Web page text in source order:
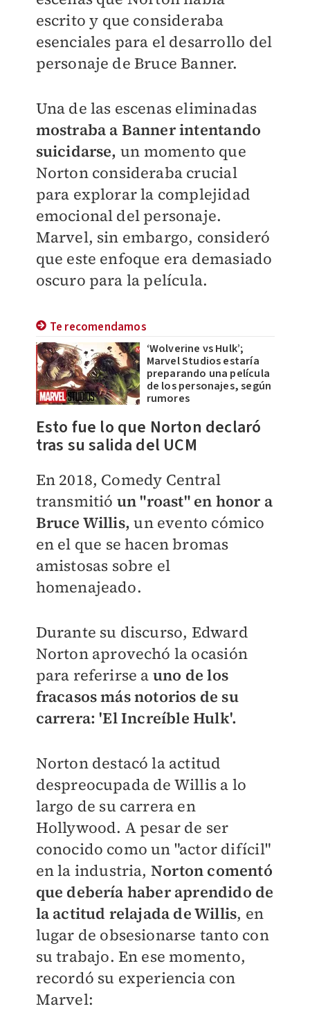
escrito y que consideraba
esenciales para el desarrollo del
personaje de Bruce Banner.
Una de las escenas eliminadas
mostraba a Banner intentando
suicidarse, un momento que
Norton consideraba crucial
para explorar la complejidad
emocional del personaje.
Marvel, sin embargo, consideró
que este enfoque era demasiado
oscuro para la película.
Te recomendamos
‘Wolverine vs Hulk’;
Marvel Studios estaría
preparando una película
de los personajes, según
rumores
Esto fue lo que Norton declaró
tras su salida del UCM
En 2018, Comedy Central
transmitió un "roast" en honor a
Bruce Willis, un evento cómico
en el que se hacen bromas
amistosas sobre el
homenajeado.
Durante su discurso, Edward
Norton aprovechó la ocasión
para referirse a uno de los
fracasos más notorios de su
carrera: 'El Increíble Hulk'.
Norton destacó la actitud
despreocupada de Willis a lo
largo de su carrera en
Hollywood. A pesar de ser
conocido como un "actor difícil"
en la industria, Norton comentó
que debería haber aprendido de
la actitud relajada de Willis, en
lugar de obsesionarse tanto con
su trabajo. En ese momento,
recordó su experiencia con
Marvel: